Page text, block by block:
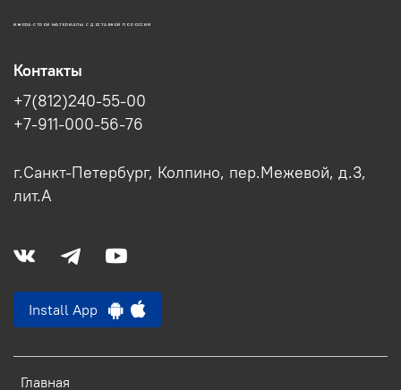
ИЖОРА-СТРОЙ МАТЕРИАЛЫ С ДОСТАВКОЙ ПО РОССИИ
Главная
Контакты
+7(812)240-55-00
+7-911-000-56-76
г.Санкт-Петербург, Колпино, пер.Межевой, д.3,
лит.А
Install App